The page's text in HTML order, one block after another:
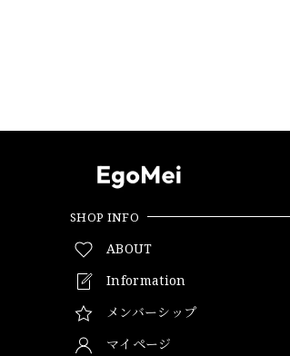
SHOP INFO
ABOUT
Information
メンバーシップ
マイページ